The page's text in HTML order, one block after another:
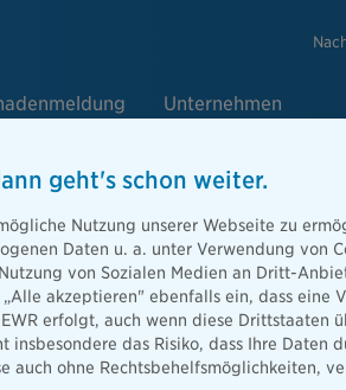
Unternehmen
stellen Sie sicher, dass Sie
Behandlung erhalten. Bei uns können Sie
– von der Zahnzusatz- bis zur
geht's schon weiter.
Nutzung unserer Webseite zu
Daten u. a. unter Verwendung von
von Sozialen Medien an Dritt-
akzeptieren" ebenfalls ein, dass eine
erfolgt, auch wenn diese Drittstaaten
insbesondere das Risiko, dass Ihre Daten
auch ohne Rechtsbehelfsmöglichkeiten,